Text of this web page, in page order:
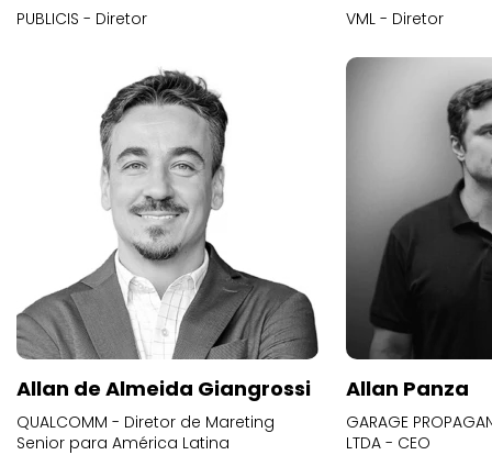
PUBLICIS - Diretor VML - Diretor
Allan de Almeida Giangrossi
QUALCOMM - Diretor de Mareting
Senior para América Latina
Allan Panza
GARAGE
LTDA - CEO